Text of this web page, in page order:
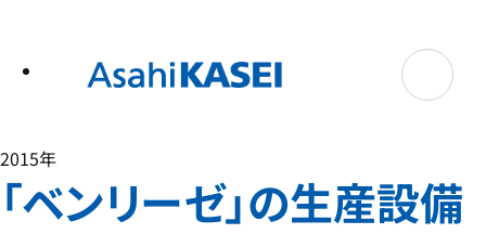
2015年
「ベンリーゼ」の生産設備